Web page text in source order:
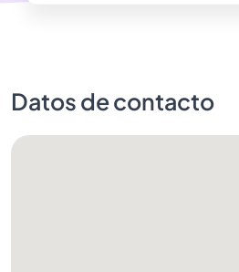
Datos de contacto